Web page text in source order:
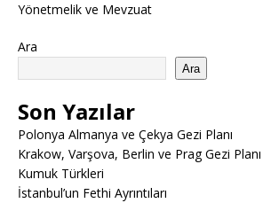
Yönetmelik ve Mevzuat
Ara
Ara
Son Yazılar
Polonya Almanya ve Çekya Gezi Planı
Krakow, Varşova, Berlin ve Prag Gezi Planı
Kumuk Türkleri
İstanbul’un Fethi Ayrıntıları